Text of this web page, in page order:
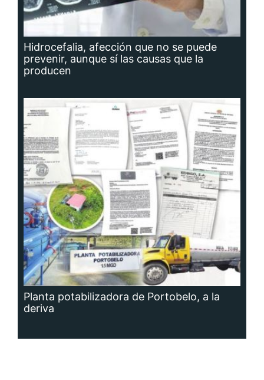
Hidrocefalia, afección que no se puede
prevenir, aunque sí las causas que la
producen
Planta potabilizadora de Portobelo, a la
deriva